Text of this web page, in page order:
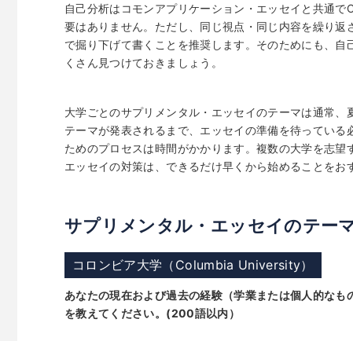
自己分析はコモンアプリケーション・エッセイと共通
要はありません。ただし、同じ視点・同じ内容を繰り
で掘り下げて書くことを推奨します。そのためにも、
くさん見つけておきましょう。
大学ごとのサプリメンタル・エッセイのテーマは通常、
テーマが発表されるまで、エッセイの準備を待ってい
ためのプロセスは時間がかかります。複数の大学を志望
エッセイの対策は、できるだけ早くから始めることをお
サプリメンタル・エッセイのテー
コロンビア大学（Columbia University）
あなたの現在および過去の経験（学業または個人的な
を教えてください。(200語以内）